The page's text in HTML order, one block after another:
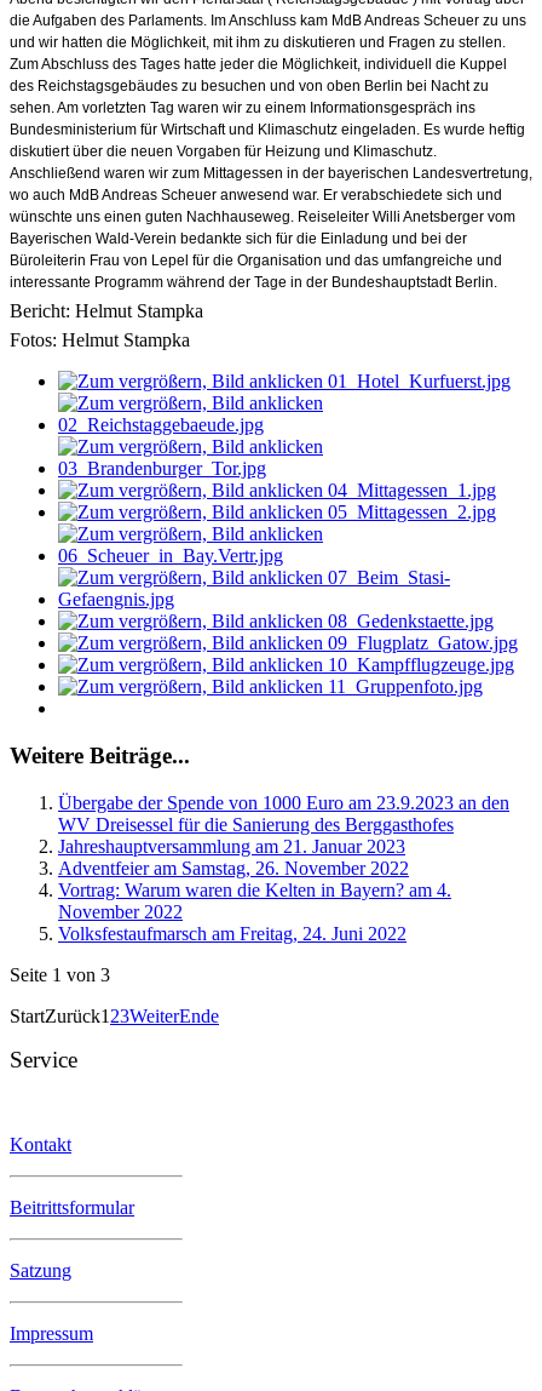
die Aufgaben des Parlaments. Im Anschluss kam MdB Andreas Scheuer zu uns
und wir hatten die Möglichkeit, mit ihm zu diskutieren und Fragen zu stellen.
Zum Abschluss des Tages hatte jeder die Möglichkeit, individuell die Kuppel
des Reichstagsgebäudes zu besuchen und von oben Berlin bei Nacht zu
sehen. Am vorletzten Tag waren wir zu einem Informationsgespräch ins
Bundesministerium für Wirtschaft und Klimaschutz eingeladen. Es wurde heftig
diskutiert über die neuen Vorgaben für Heizung und Klimaschutz.
Anschließend waren wir zum Mittagessen in der bayerischen Landesvertretung,
wo auch MdB Andreas Scheuer anwesend war. Er verabschiedete sich und
wünschte uns einen guten Nachhauseweg. Reiseleiter Willi Anetsberger vom
Bayerischen Wald-Verein bedankte sich für die Einladung und bei der
Büroleiterin Frau von Lepel für die Organisation und das umfangreiche und
interessante Programm während der Tage in der Bundeshauptstadt Berlin.
Bericht: Helmut Stampka
Fotos: Helmut Stampka
Weitere Beiträge...
Übergabe der Spende von 1000 Euro am 23.9.2023 an den
WV Dreisessel für die Sanierung des Berggasthofes
Jahreshauptversammlung am 21. Januar 2023
Adventfeier am Samstag, 26. November 2022
Vortrag: Warum waren die Kelten in Bayern? am 4.
November 2022
Volksfestaufmarsch am Freitag, 24. Juni 2022
Seite 1 von 3
StartZurück1 23WeiterEnde
Service
Kontakt
Beitrittsformular
Satzung
Impressum